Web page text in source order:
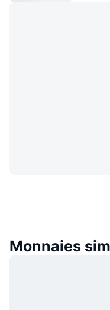
Monnaies